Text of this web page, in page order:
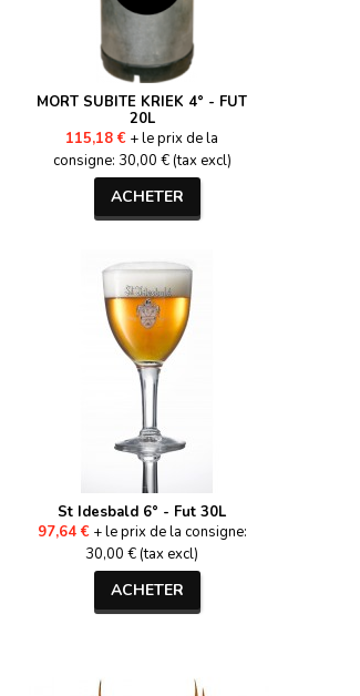
MORT SUBITE KRIEK 4° - FUT
20L
115,18 € + le prix de la
consigne: 30,00 € (tax excl)
ACHETER
St Idesbald 6° - Fut 30L
97,64 € + le prix de la consigne:
30,00 € (tax excl)
ACHETER